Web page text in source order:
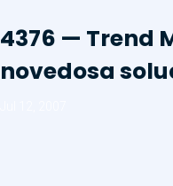
4376 — Trend
novedosa